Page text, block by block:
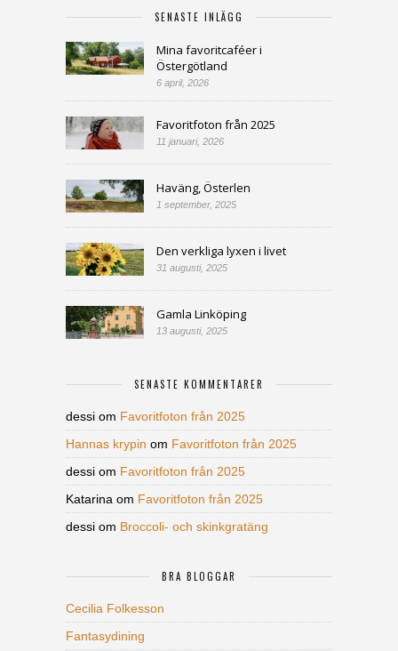
SENASTE INLÄGG
Mina favoritcaféer i
Östergötland
6 april, 2026
Favoritfoton från 2025
11 januari, 2026
Haväng, Österlen
1 september, 2025
Den verkliga lyxen i livet
31 augusti, 2025
Gamla Linköping
13 augusti, 2025
SENASTE KOMMENTARER
dessi om Favoritfoton från 2025
Hannas krypin om Favoritfoton från 2025
dessi om Favoritfoton från 2025
Katarina om Favoritfoton från 2025
dessi om Broccoli- och skinkgratäng
BRA BLOGGAR
Cecilia Folkesson
Fantasydining